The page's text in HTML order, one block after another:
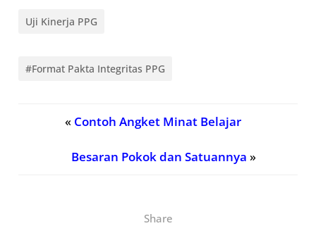
Share
Uji Kinerja PPG
#Format Pakta Integritas PPG
« Contoh Angket Minat Belajar
Besaran Pokok dan Satuannya »